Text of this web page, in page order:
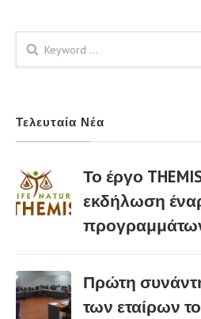
Φόρμα αναζήτησης
Τελευταία Νέα
Το έργο
εκδήλωση
Πρώτη
των εταίρων